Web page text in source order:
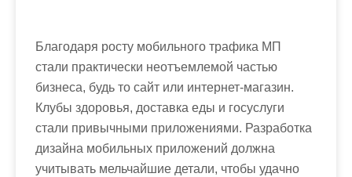
Благодаря росту мобильного трафика МП
стали практически неотъемлемой частью
бизнеса, будь то сайт или интернет-магазин.
Клубы здоровья, доставка еды и госуслуги
стали привычными приложениями. Разработка
дизайна мобильных приложений должна
учитывать мельчайшие детали, чтобы удачно